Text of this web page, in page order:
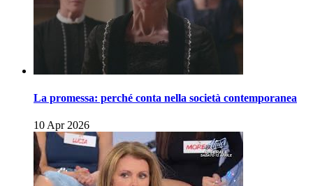
La promessa: perché conta nella società contemporanea
10 Apr 2026